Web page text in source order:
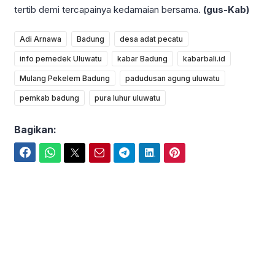
tertib demi tercapainya kedamaian bersama. (gus-Kab)
Adi Arnawa Badung desa adat pecatu
info pemedek Uluwatu kabar Badung kabarbali.id
Mulang Pekelem Badung padudusan agung uluwatu
pemkab badung pura luhur uluwatu
Bagikan: